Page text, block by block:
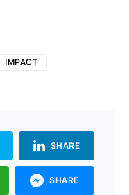
IMPACT
SHARE
SHARE